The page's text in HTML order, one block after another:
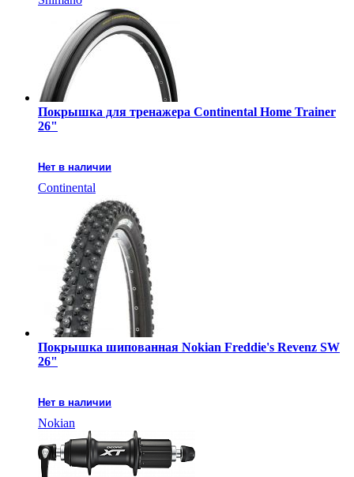
Покрышка для тренажера Continental Home Trainer
26"
Нет в наличии
Continental
Покрышка шипованная Nokian Freddie's Revenz SW
26"
Нет в наличии
Nokian